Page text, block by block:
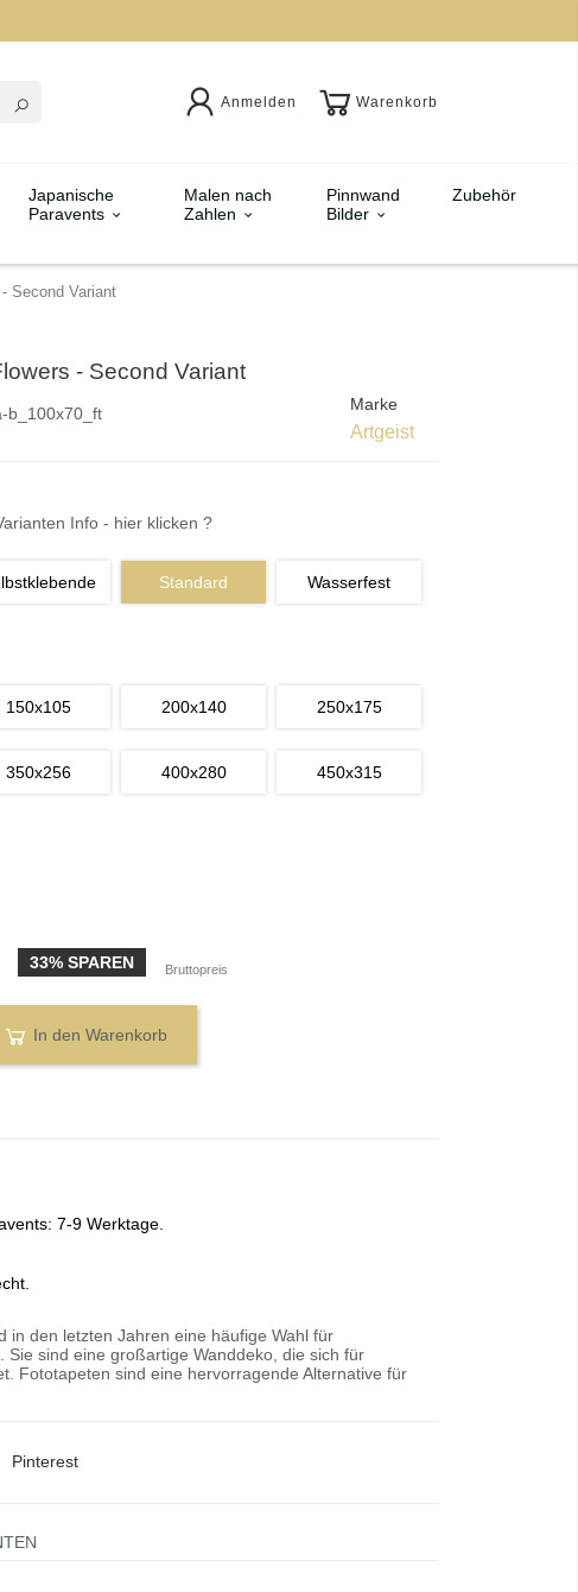
Anmelden Warenkorb
Japanische
Paravents
Malen nach
Zahlen
Pinnwand
Bilder
Zubehör
Second Variant
- Second Variant
b_100x70_ft Marke
Artgeist
Info - hier klicken ?
Standard Wasserfest
150x105 200x140 250x175
350x256 400x280 450x315
33% SPAREN Bruttopreis
In den Warenkorb
7-9 Werktage.
in den letzten Jahren eine häufige Wahl für
Sie sind eine großartige Wanddeko, die sich für
Fototapeten sind eine hervorragende Alternative für
Pinterest